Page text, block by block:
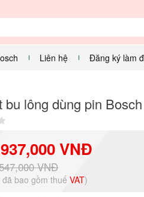
Liên hệ Đăng ký làm
bu lông dùng pin
VNĐ
VNĐ
bao gồm thuế VAT)